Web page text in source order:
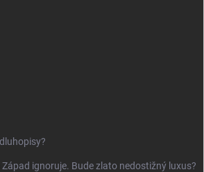
ignoruje. Bude zlato nedostižný luxus?